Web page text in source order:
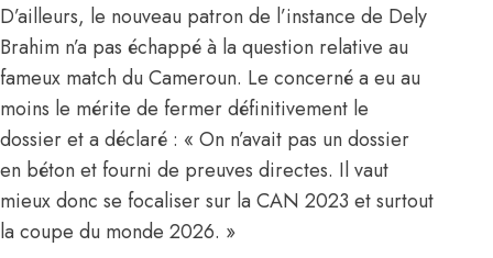
D’ailleurs, le nouveau patron de l’instance de Dely
Brahim n’a pas échappé à la question relative au
fameux match du Cameroun. Le concerné a eu au
moins le mérite de fermer définitivement le
dossier et a déclaré : « On n’avait pas un dossier
en béton et fourni de preuves directes. Il vaut
mieux donc se focaliser sur la CAN 2023 et surtout
la coupe du monde 2026. »